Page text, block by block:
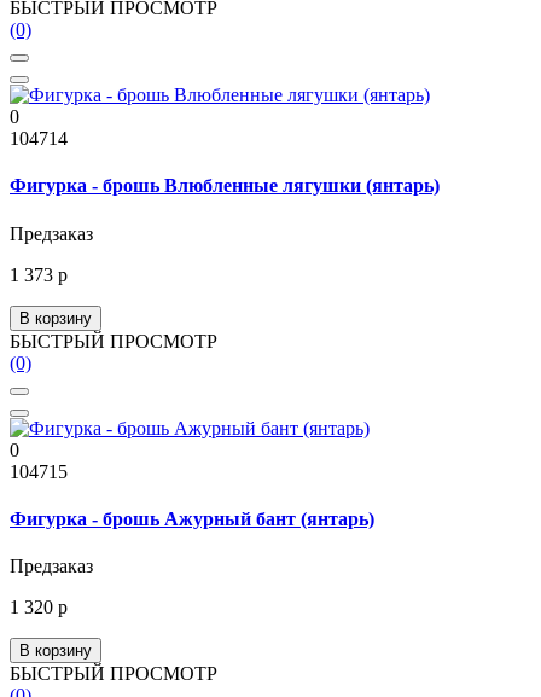
БЫСТРЫЙ ПРОСМОТР
(0)
0
104714
Фигурка - брошь Влюбленные лягушки (янтарь)
Предзаказ
1 373 р
В корзину
БЫСТРЫЙ ПРОСМОТР
(0)
0
104715
Фигурка - брошь Ажурный бант (янтарь)
Предзаказ
1 320 р
В корзину
БЫСТРЫЙ ПРОСМОТР